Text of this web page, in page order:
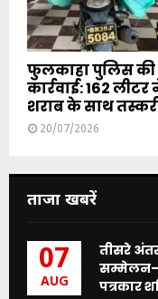
फुलकाहा पुलिस की
कार्रवाई: 162 लीटर
शराब के साथ
20/07/2026
ताजा खबरें
07
AUG
तीसरे
पत्रकार